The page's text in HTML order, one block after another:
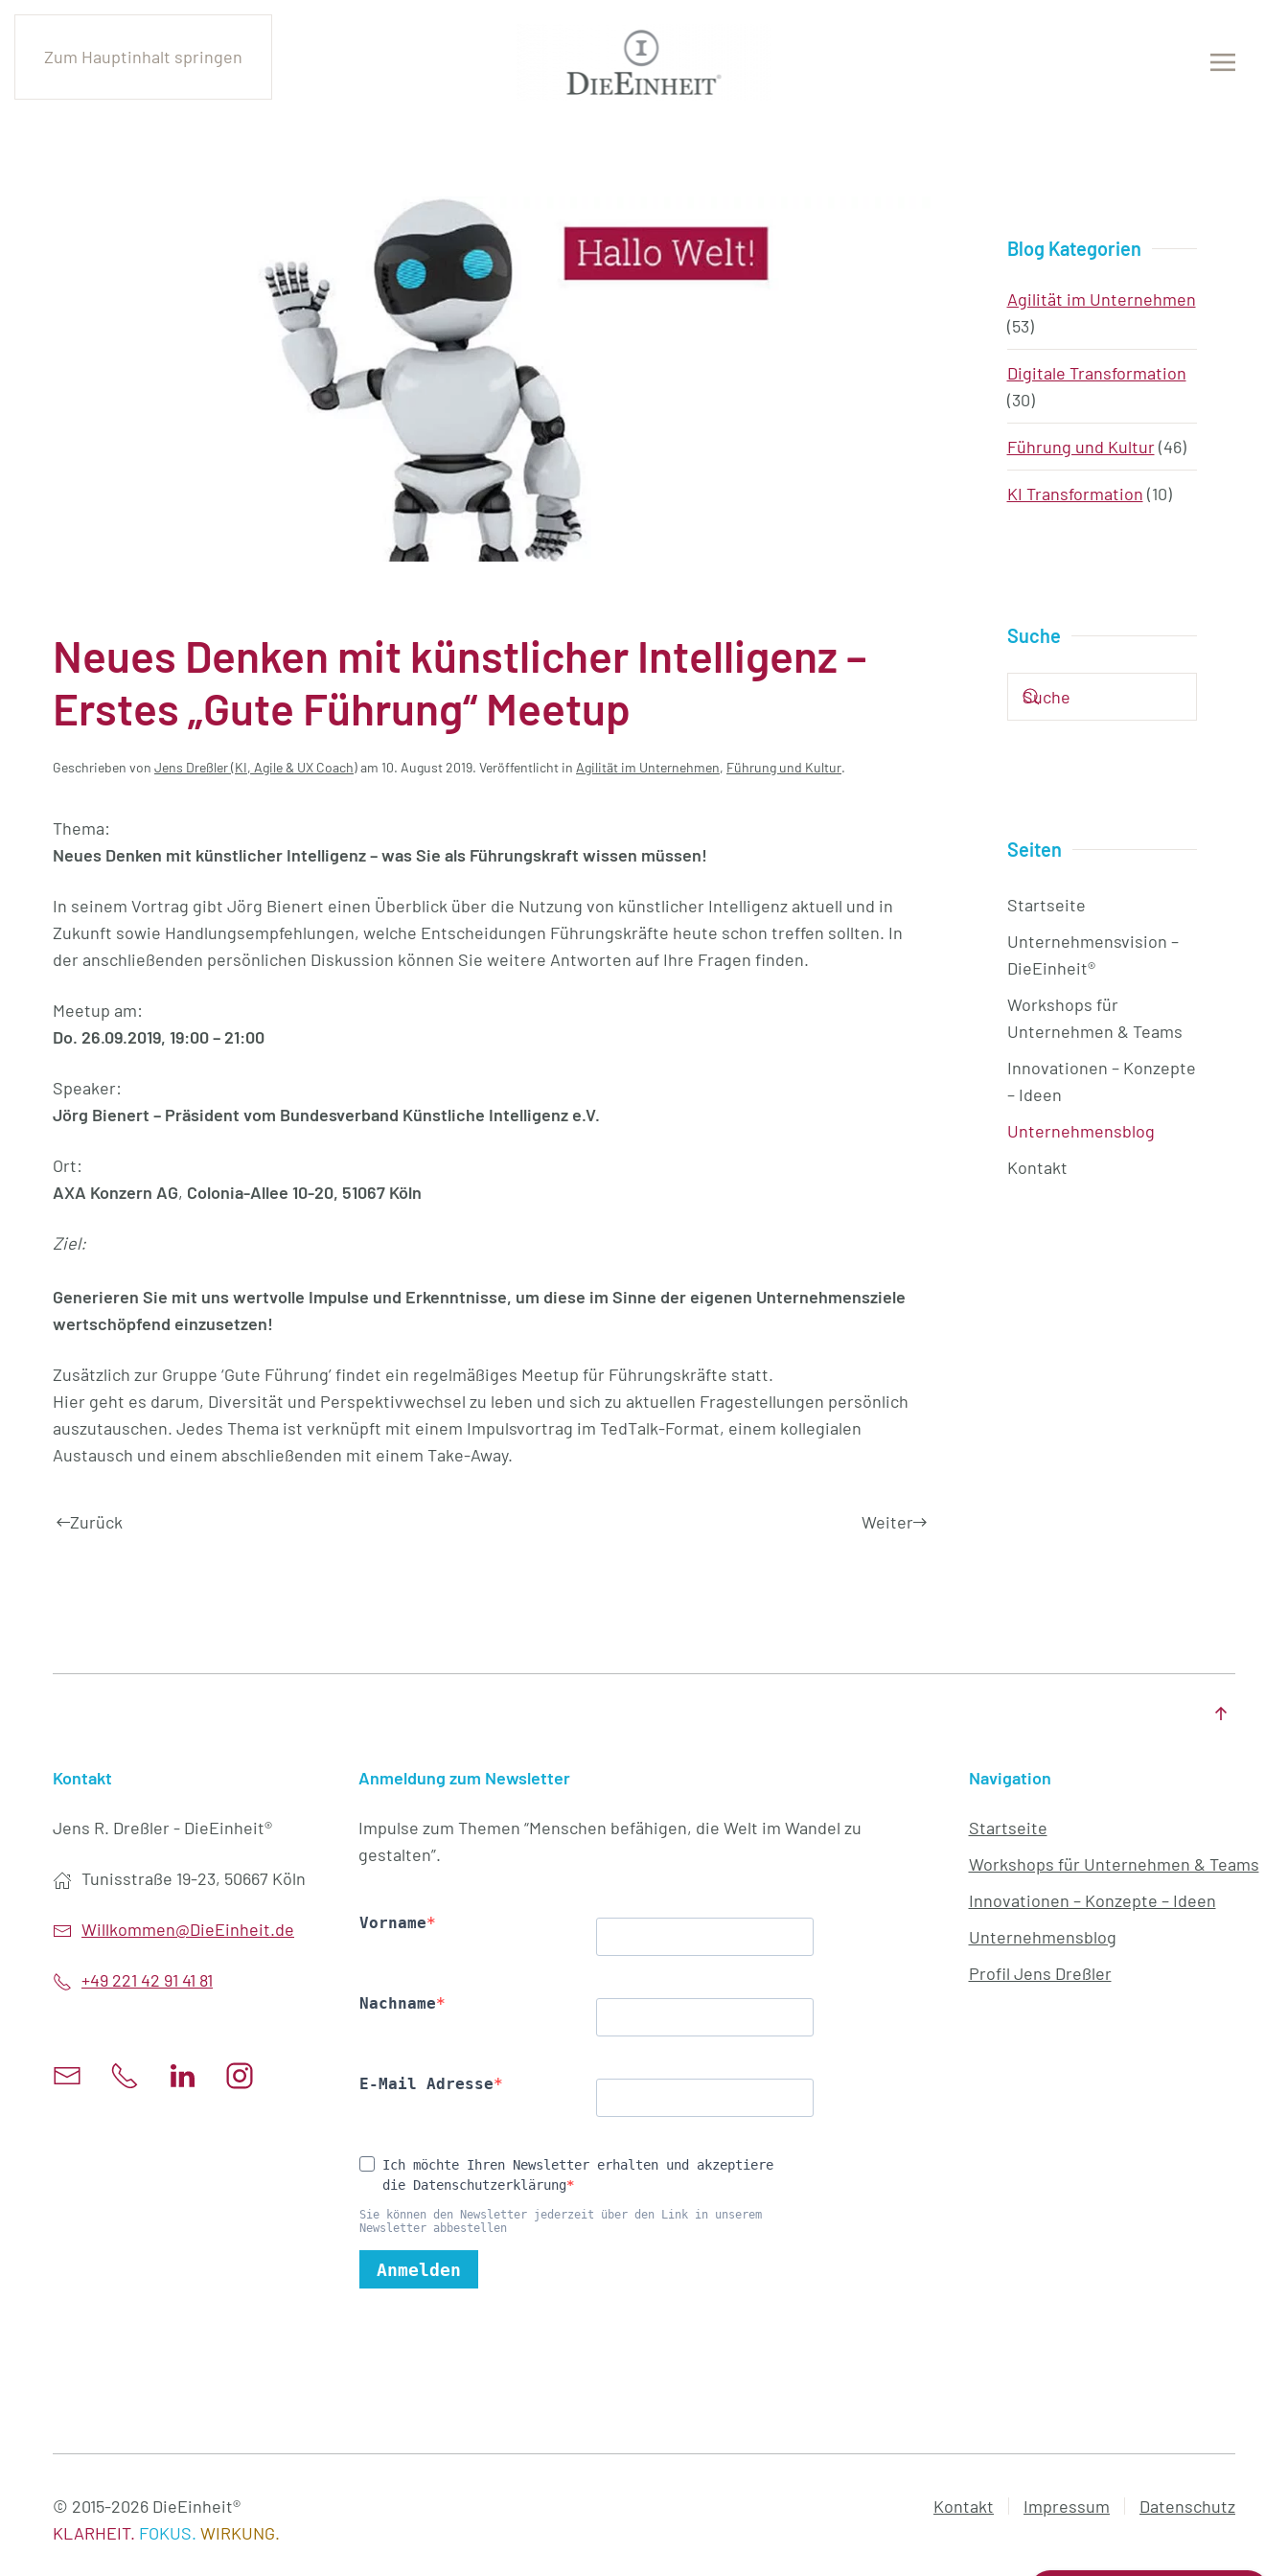
Zum Hauptinhalt springen
Neues Denken mit künstlicher Intelligenz –
Erstes „Gute Führung“ Meetup
Geschrieben von Jens Dreßler (KI, Agile & UX Coach)am 10. August 2019. Veröffentlicht in Agilität im Unternehmen, Führung und Kultur.
Thema:
Neues Denken mit künstlicher Intelligenz – was Sie als Führungskraft wissen müssen!
In seinem Vortrag gibt Jörg Bienert einen Überblick über die Nutzung von künstlicher Intelligenz aktuell und in
Zukunft sowie Handlungsempfehlungen, welche Entscheidungen Führungskräfte heute schon treffen sollten. In
der anschließenden persönlichen Diskussion können Sie weitere Antworten auf Ihre Fragen finden.
Meetup am:
Do. 26.09.2019, 19:00 – 21:00
Speaker:
Jörg Bienert – Präsident vom Bundesverband Künstliche Intelligenz e.V.
Ort:
AXA Konzern AG, Colonia-Allee 10-20, 51067 Köln
Ziel:
Generieren Sie mit uns wertvolle Impulse und Erkenntnisse, um diese im Sinne der eigenen Unternehmensziele
wertschöpfend einzusetzen!
Zusätzlich zur Gruppe ‘Gute Führung’ findet ein regelmäßiges Meetup für Führungskräfte statt.
Hier geht es darum, Diversität und Perspektivwechsel zu leben und sich zu aktuellen Fragestellungen persönlich
auszutauschen. Jedes Thema ist verknüpft mit einem Impulsvortrag im TedTalk-Format, einem kollegialen
Austausch und einem abschließenden mit einem Take-Away.
Zurück Weiter
Blog Kategorien
Agilität im Unternehmen
(53)
Digitale Transformation
(30)
Führung und Kultur(46)
KI Transformation (10)
Suche
Seiten
Startseite
Unternehmensvision –
DieEinheit®
Workshops für
Unternehmen & Teams
Innovationen – Konzepte
– Ideen
Unternehmensblog
Kontakt
Kontakt
Jens R. Dreßler - DieEinheit®
Tunisstraße 19-23, 50667 Köln
Willkommen@DieEinheit.de
+49 221 42 91 41 81
Anmeldung zum Newsletter
Impulse zum Themen “Menschen befähigen, die Welt im Wandel zu
gestalten”.
Navigation
Startseite
Workshops für Unternehmen & Teams
Innovationen – Konzepte – Ideen
Unternehmensblog
Profil Jens Dreßler
© 2015-2026 DieEinheit®
KLARHEIT. FOKUS. WIRKUNG.
Kontakt Impressum Datenschutz